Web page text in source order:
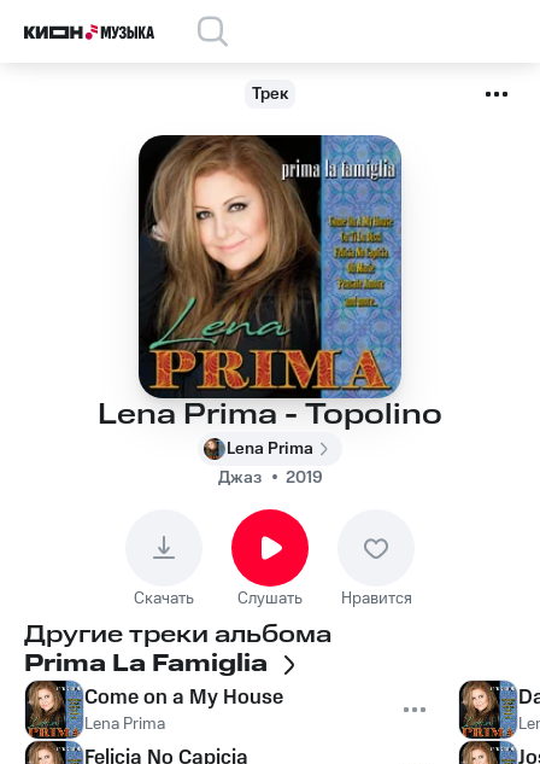
Трек
Lena Prima - Topolino
Lena Prima
Джаз
2019
Скачать Слушать Нравится
Другие треки альбома
Prima La Famiglia
Come on a My House
Lena Prima
Felicia No Capicia